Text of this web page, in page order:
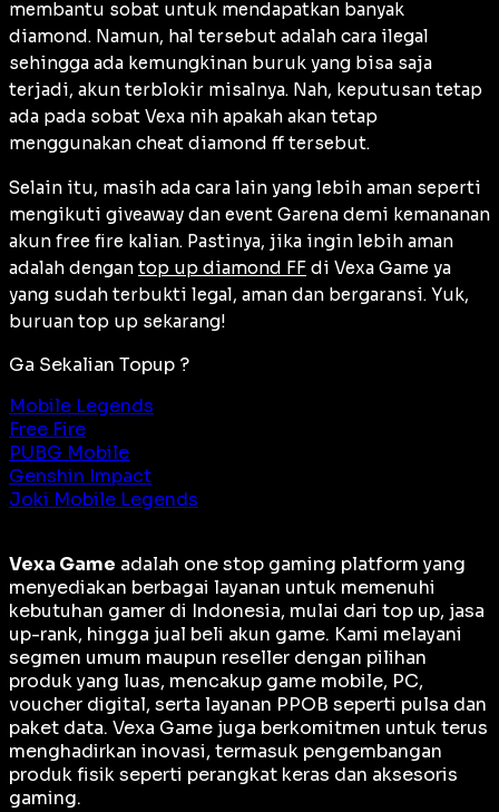
membantu sobat untuk mendapatkan banyak
diamond. Namun, hal tersebut adalah cara ilegal
sehingga ada kemungkinan buruk yang bisa saja
terjadi, akun terblokir misalnya. Nah, keputusan tetap
ada pada sobat Vexa nih apakah akan tetap
menggunakan cheat diamond ff tersebut.
Selain itu, masih ada cara lain yang lebih aman seperti
mengikuti giveaway dan event Garena demi kemananan
akun free fire kalian. Pastinya, jika ingin lebih aman
adalah dengan top up diamond FF di Vexa Game ya
yang sudah terbukti legal, aman dan bergaransi. Yuk,
buruan top up sekarang!
Ga Sekalian Topup ?
Mobile Legends
Free Fire
PUBG Mobile
Genshin Impact
Joki Mobile Legends
Vexa Game adalah one stop gaming platform yang
menyediakan berbagai layanan untuk memenuhi
kebutuhan gamer di Indonesia, mulai dari top up, jasa
up-rank, hingga jual beli akun game. Kami melayani
segmen umum maupun reseller dengan pilihan
produk yang luas, mencakup game mobile, PC,
voucher digital, serta layanan PPOB seperti pulsa dan
paket data. Vexa Game juga berkomitmen untuk terus
menghadirkan inovasi, termasuk pengembangan
produk fisik seperti perangkat keras dan aksesoris
gaming.